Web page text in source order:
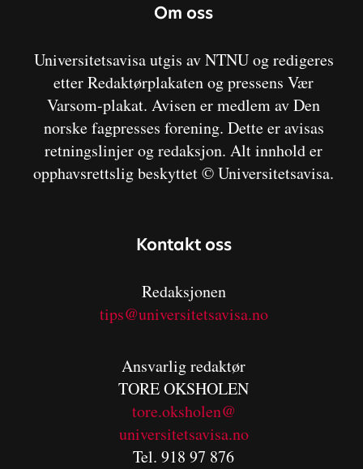
Om oss
Universitetsavisa utgis av NTNU og redigeres
etter Redaktørplakaten og pressens Vær
Varsom-plakat. Avisen er medlem av Den
norske fagpresses forening. Dette er avisas
retningslinjer og redaksjon. Alt innhold er
opphavsrettslig beskyttet © Universitetsavisa.
Kontakt oss
Redaksjonen
tips@universitetsavisa.no
Ansvarlig redaktør
TORE OKSHOLEN
tore.oksholen@
universitetsavisa.no
Tel. 918 97 876